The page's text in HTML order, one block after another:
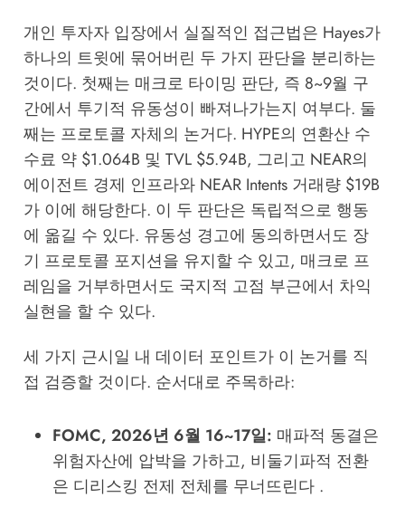
개인 투자자 입장에서 실질적인 접근법은 Hayes가
하나의 트윗에 묶어버린 두 가지 판단을 분리하는
것이다. 첫째는 매크로 타이밍 판단, 즉 8~9월 구
간에서 투기적 유동성이 빠져나가는지 여부다. 둘
째는 프로토콜 자체의 논거다. HYPE의 연환산 수
수료 약 $1.064B 및 TVL $5.94B, 그리고 NEAR의
에이전트 경제 인프라와 NEAR Intents 거래량 $19B
가 이에 해당한다. 이 두 판단은 독립적으로 행동
에 옮길 수 있다. 유동성 경고에 동의하면서도 장
기 프로토콜 포지션을 유지할 수 있고, 매크로 프
레임을 거부하면서도 국지적 고점 부근에서 차익
실현을 할 수 있다.
세 가지 근시일 내 데이터 포인트가 이 논거를 직
접 검증할 것이다. 순서대로 주목하라:
FOMC, 2026년 6월 16~17일: 매파적 동결은
위험자산에 압박을 가하고, 비둘기파적 전환
은 디리스킹 전제 전체를 무너뜨린다 .